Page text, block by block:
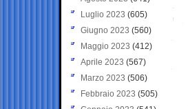
Luglio 2023 (605)
Giugno 2023 (560)
Maggio 2023 (412)
Aprile 2023 (567)
Marzo 2023 (506)
Febbraio 2023 (505)